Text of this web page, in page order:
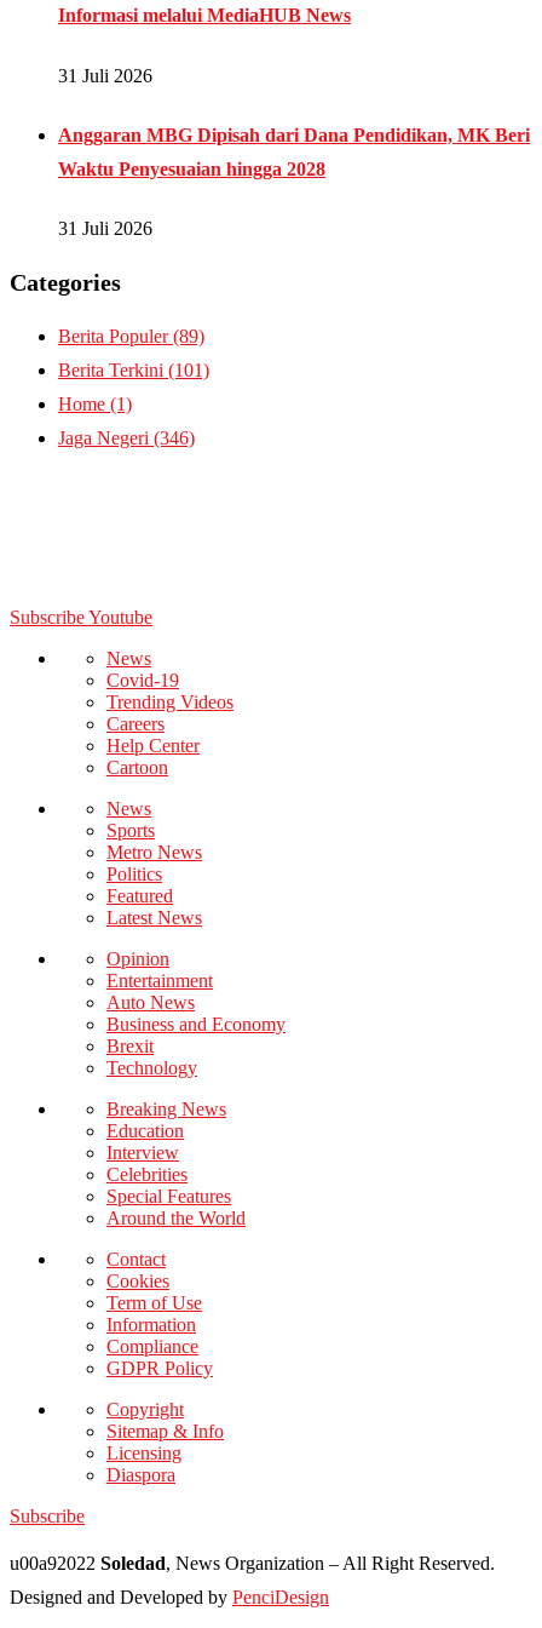
Informasi melalui MediaHUB News
31 Juli 2026
Anggaran MBG Dipisah dari Dana Pendidikan, MK Beri
Waktu Penyesuaian hingga 2028
31 Juli 2026
Categories
Berita Populer(89)
Berita Terkini (101)
Home (1)
Jaga Negeri (346)
Subscribe Youtube
News
Covid-19
Trending Videos
Careers
Help Center
Cartoon
News
Sports
Metro News
Politics
Featured
Latest News
Opinion
Entertainment
Auto News
Business and Economy
Brexit
Technology
Breaking News
Education
Interview
Celebrities
Special Features
Around the World
Contact
Cookies
Term of Use
Information
Compliance
GDPR Policy
Copyright
Sitemap & Info
Licensing
Diaspora
Subscribe
u00a92022 Soledad, News Organization – All Right Reserved.
Designed and Developed by PenciDesign